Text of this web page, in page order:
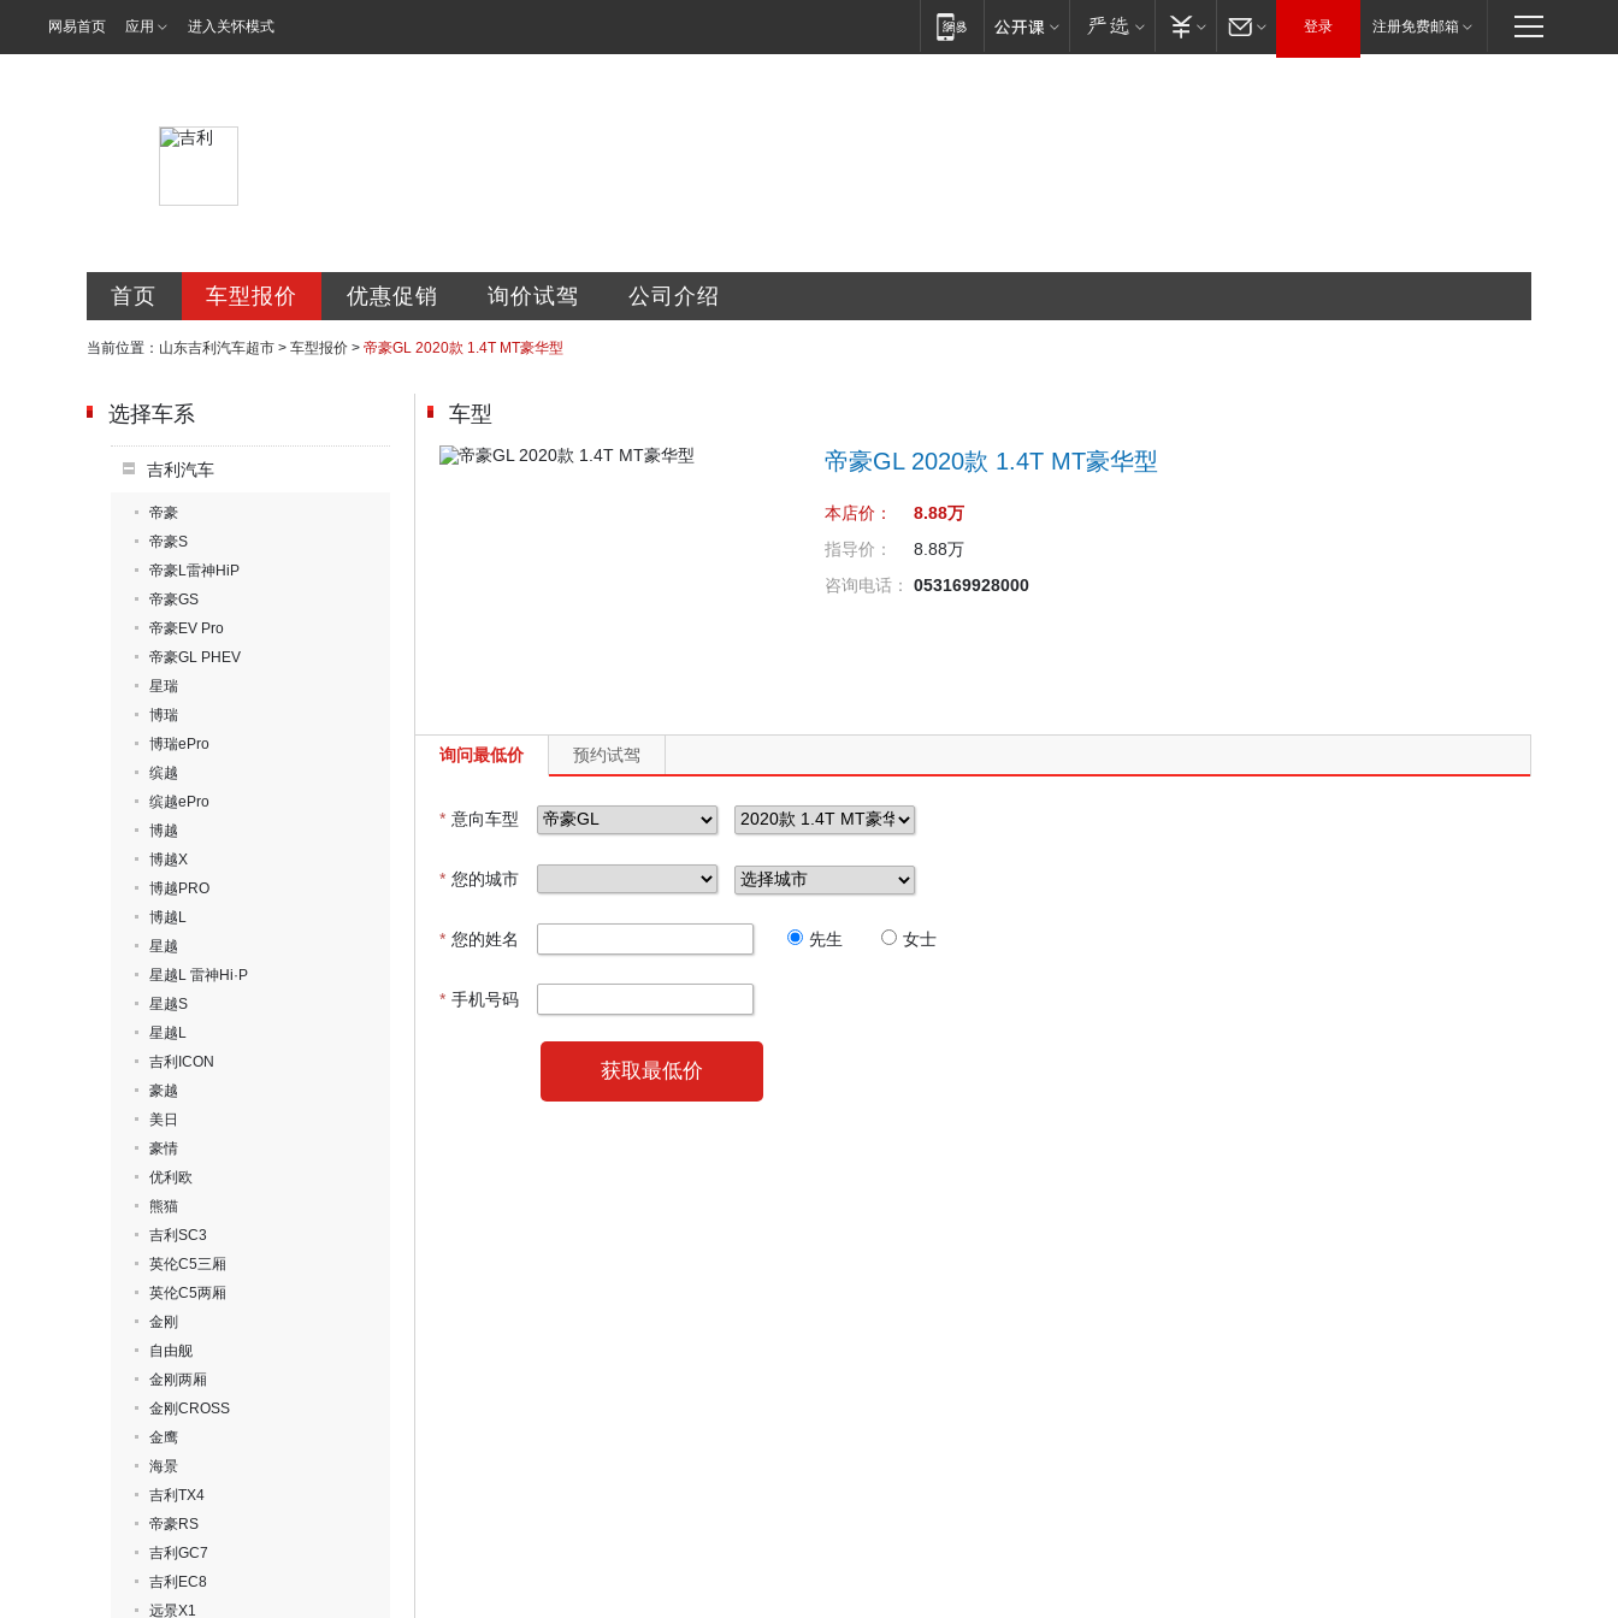
网易首页 应用 进入关怀模式 登录 注册免费邮箱
首页 车型报价 优惠促销 询价试驾 公司介绍
当前位置： 山东吉利汽车超市 > 车型报价 > 帝豪GL 2020款 1.4T MT豪华型
选择车系
吉利汽车
帝豪
帝豪S
帝豪L雷神HiP
帝豪GS
帝豪EV Pro
帝豪GL PHEV
星瑞
博瑞
博瑞ePro
缤越
缤越ePro
博越
博越X
博越PRO
博越L
星越
星越L 雷神Hi·P
星越S
星越L
吉利ICON
豪越
美日
豪情
优利欧
熊猫
吉利SC3
英伦C5三厢
英伦C5两厢
金刚
自由舰
金刚两厢
金刚CROSS
金鹰
海景
吉利TX4
帝豪RS
吉利GC7
吉利EC8
远景X1
车型
帝豪GL 2020款 1.4T MT豪华型
本店价：
8.88万
指导价：
8.88万
咨询电话：
053169928000
询问最低价 预约试驾
* 意向车型
* 您的城市
* 您的姓名 先生 女士
* 手机号码
获取最低价